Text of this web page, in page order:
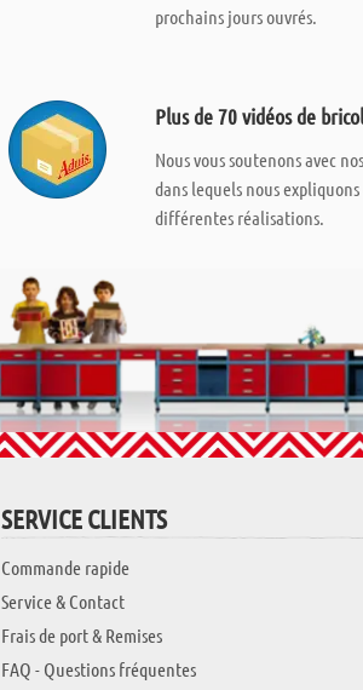
prochains jours ouvrés.
Plus de 70 vidéos de
Nous vous soutenons avec
dans lequels nous
différentes réalisations.
SERVICE CLIENTS
Commande rapide
Service & Contact
Frais de port & Remises
FAQ - Questions fréquentes